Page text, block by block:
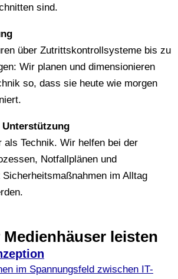
sind.
über Zutrittskontrollsysteme bis zu
Wir planen und dimensionieren
so, dass sie heute wie morgen
als Technik. Wir helfen bei der
Notfallplänen und
im Alltag
leisten
im Spannungsfeld zwischen IT-